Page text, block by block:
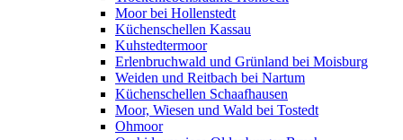
Moor bei Hollenstedt
Küchenschellen Kassau
Kuhstedtermoor
Erlenbruchwald und Grünland bei Moisburg
Weiden und Reitbach bei Nartum
Küchenschellen Schaafhausen
Moor, Wiesen und Wald bei Tostedt
Ohmoor